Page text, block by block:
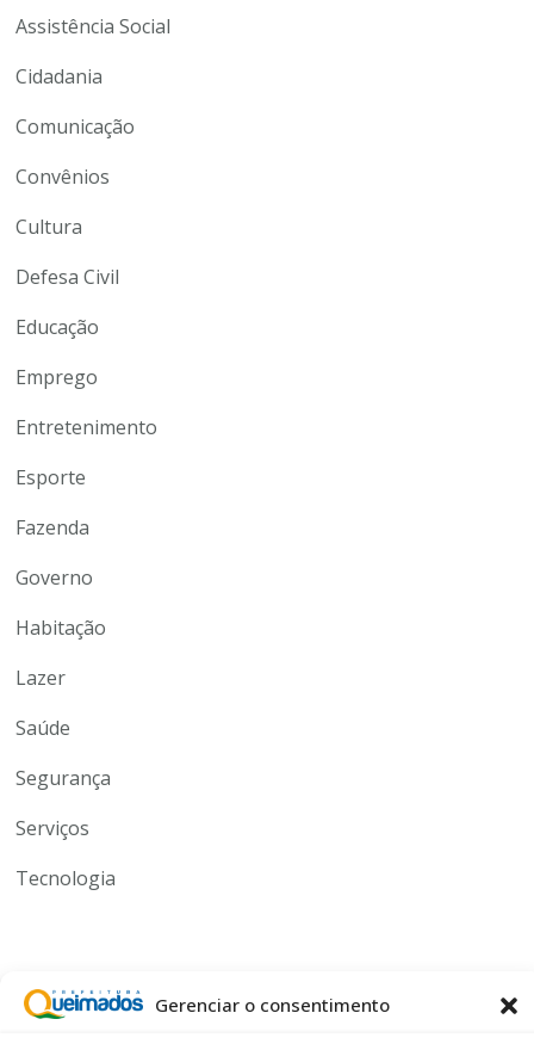
Gerenciar o consentimento
Assistência Social
Cidadania
Comunicação
Convênios
Cultura
Defesa Civil
Educação
Emprego
Entretenimento
Esporte
Fazenda
Governo
Habitação
Lazer
Saúde
Segurança
Serviços
Tecnologia